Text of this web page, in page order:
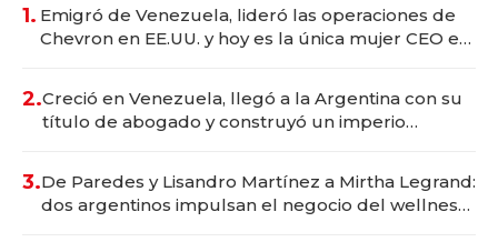
1. Emigró de Venezuela, lideró las operaciones de
Chevron en EE.UU. y hoy es la única mujer CEO en
2.Creció en Venezuela, llegó a la Argentina con su
título de abogado y construyó un imperio
3.De Paredes y Lisandro Martínez a Mirtha Legrand:
dos argentinos impulsan el negocio del wellness